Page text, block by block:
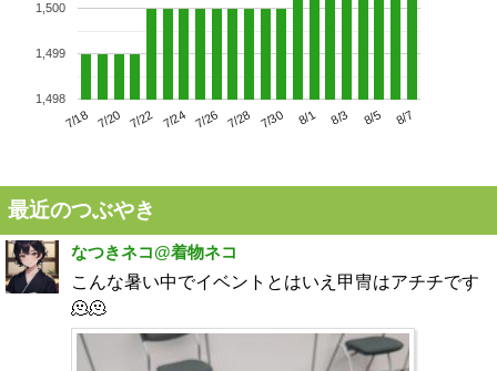
7/18 7/20 7/22 7/24 7/26 7/28 7/30 8/1 8/3 8/5 8/7
1,498
1,499
1,500
最近のつぶやき
なつきネコ@着物ネコ
こんな暑い中でイベントとはいえ甲冑はアチチです
🫠🫠